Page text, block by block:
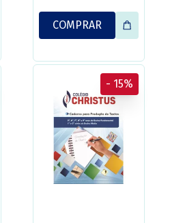
COMPRAR
- 15%